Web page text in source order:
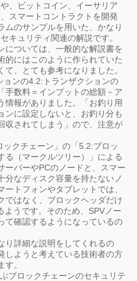
、ビットコイン、イーサリア
スマートコントラクトを開発
ムのサンプルを用いた、かなり
キュリティ関連の解説です。
については、一般的な解説書を
的にはこのように作られていた
、とても参考になりました。
ンの4.2:トランザクションの
手数料＝インプットの総額－ア
情報がありました。「お釣り用
ンに設定しないと、お釣り分も
収されてしまう」ので、注意が
クチェーン」の「5.2:ブロッ
る（マークルツリー）」による
ーバーやPCのノードと、スマー
分なディスク容量を持たないノ
トフォンやタブレットでは、
ではなく、ブロックヘッダだけ
ようです。そのため、SPVノー
て確認するようになっているの
り詳細な説明をしてくれるの
しようと考えている技術者の方
。
ブロックチェーンのセキュリテ